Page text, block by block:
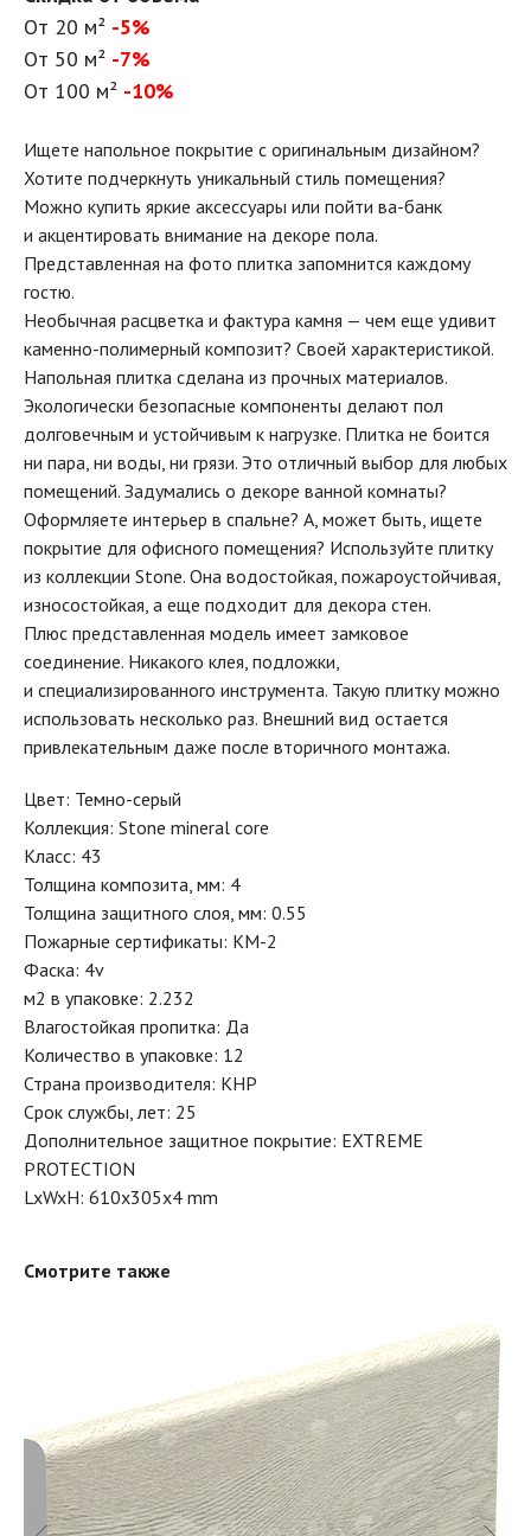
От 20 м² -5%
От 50 м² -7%
От 100 м² -10%
Ищете напольное покрытие с оригинальным дизайном?
Хотите подчеркнуть уникальный стиль помещения?
Можно купить яркие аксессуары или пойти ва-банк
и акцентировать внимание на декоре пола.
Представленная на фото плитка запомнится каждому
гостю.
Необычная расцветка и фактура камня — чем еще удивит
каменно-полимерный композит? Своей характеристикой.
Напольная плитка сделана из прочных материалов.
Экологически безопасные компоненты делают пол
долговечным и устойчивым к нагрузке. Плитка не боится
ни пара, ни воды, ни грязи. Это отличный выбор для любых
помещений. Задумались о декоре ванной комнаты?
Оформляете интерьер в спальне? А, может быть, ищете
покрытие для офисного помещения? Используйте плитку
из коллекции Stone. Она водостойкая, пожароустойчивая,
износостойкая, а еще подходит для декора стен.
Плюс представленная модель имеет замковое
соединение. Никакого клея, подложки,
и специализированного инструмента. Такую плитку можно
использовать несколько раз. Внешний вид остается
привлекательным даже после вторичного монтажа.
Цвет: Темно-серый
Коллекция: Stone mineral core
Класс: 43
Толщина композита, мм: 4
Толщина защитного слоя, мм: 0.55
Пожарные сертификаты: КМ-2
Фаска: 4v
м2 в упаковке: 2.232
Влагостойкая пропитка: Да
Количество в упаковке: 12
Страна производителя: КНР
Срок службы, лет: 25
Дополнительное защитное покрытие: EXTREME
PROTECTION
LxWxH: 610x305x4 mm
Смотрите также